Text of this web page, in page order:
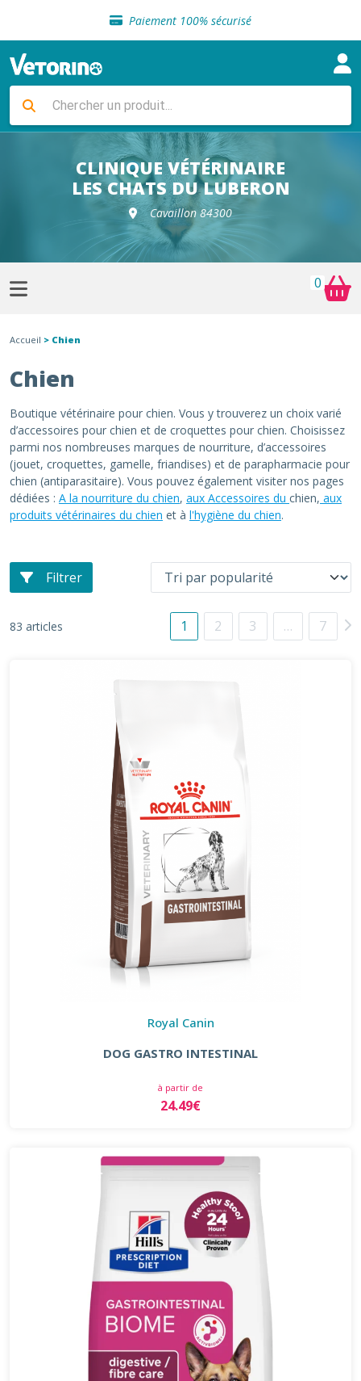
Paiement 100% sécurisé
Livraison gratuite en clinique vétérinaire
Sélection de croquettes vétérinaire
Livraison gratuite en clinique vétérinaire
Retour gratuit en clinique
Sélection de croquettes vétérinaire
CLINIQUE VÉTÉRINAIRE
LES CHATS DU LUBERON
Cavaillon 84300
0
Accueil > Chien
Chien
Boutique vétérinaire pour chien. Vous y trouverez un choix varié
d’accessoires pour chien et de croquettes pour chien. Choisissez
parmi nos nombreuses marques de nourriture, d’accessoires
(jouet, croquettes, gamelle, friandises) et de parapharmacie pour
chien (antiparasitaire). Vous pouvez également visiter nos pages
dédiées : A la nourriture du chien, aux Accessoires du chien, aux
produits vétérinaires du chien et à l'hygiène du chien.
Filtrer
83 articles 1 2 3 … 7
Royal Canin
DOG GASTRO INTESTINAL
à partir de
24.49€